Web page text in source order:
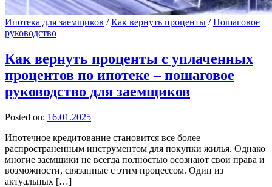
Ипотека для заемщиков /Как вернуть проценты /Пошаговое
руководство
Как вернуть проценты с уплаченных
процентов по ипотеке – пошаговое
руководство для заемщиков
Posted on: 16.01.2025
Ипотечное кредитование становится все более
распространенным инструментом для покупки жилья. Однако
многие заемщики не всегда полностью осознают свои права и
возможности, связанные с этим процессом. Один из
актуальных […]